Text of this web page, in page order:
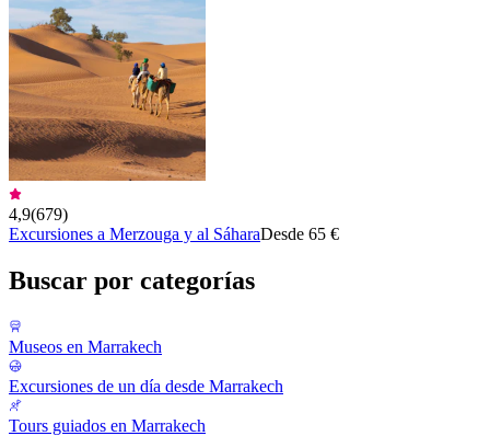
4,9(679)
Excursiones a Merzouga y al SáharaDesde 65 €
Buscar por categorías
Museos en Marrakech
Excursiones de un día desde Marrakech
Tours guiados en Marrakech